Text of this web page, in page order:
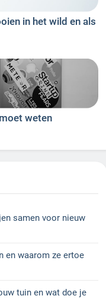
in het wild en als
weten
samen voor nieuw
en waarom ze ertoe
tuin en wat doe je